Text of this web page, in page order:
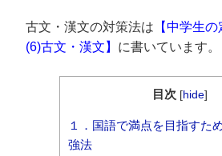
古文・漢文の対策法は 【中学生
(6)古文・漢文】 に書いています。
目次 [hide]
１．国語で満点を目指すた
強法